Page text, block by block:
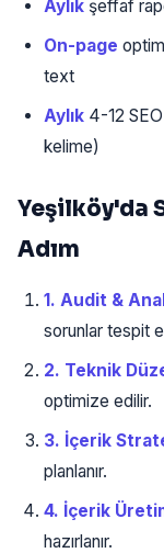
Aylık şeffaf
On-page
text
Aylık 4-12
kelime)
Yeşilköy'da
Adım
1. Audit &
sorunlar tespit
2. Teknik
optimize edilir.
3. İçerik
planlanır.
4. İçerik
hazırlanır.